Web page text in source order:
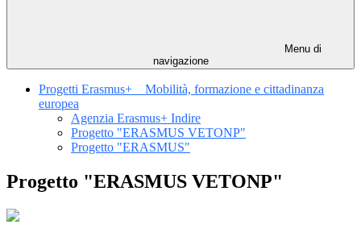
Menu di
navigazione
Progetti Erasmus+ _ Mobilità, formazione e cittadinanza
europea
Agenzia Erasmus+ Indire
Progetto "ERASMUS VETONP"
Progetto "ERASMUS"
Progetto "ERASMUS VETONP"